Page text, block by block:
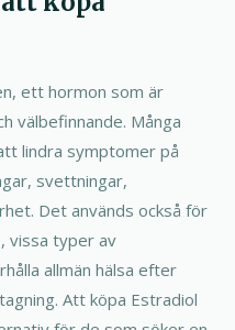
ett hormon som är
välbefinnande. Många
lindra symptomer på
svettningar,
Det används också för
vissa typer av
allmän hälsa efter
Att köpa Estradiol